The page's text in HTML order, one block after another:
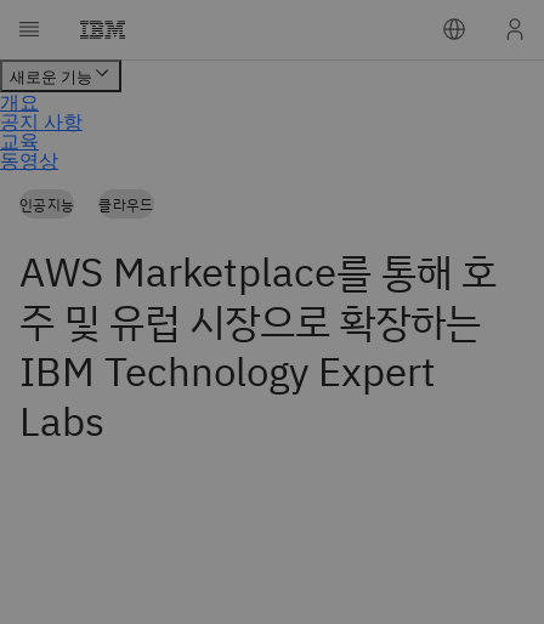
인공지능 클라우드
AWS Marketplace를 통해 호
주 및 유럽 시장으로 확장하는
IBM Technology Expert
Labs